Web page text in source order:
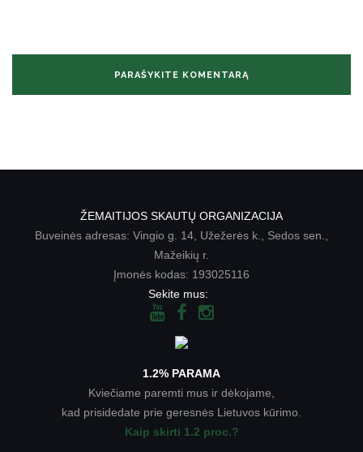
ŽEMAITIJOS SKAUTŲ ORGANIZACIJA
Buveinės adresas: Vingio g. 14, Užežerės k., Sedos sen.,
Mažeikių r.
Įmonės kodas: 193025116
Sekite mus:
1.2% PARAMA
Kviečiame paremti mus ir dėkojame,
kad prisidedate prie geresnės Lietuvos kūrimo.
Kaip skirti 1.2 proc.?